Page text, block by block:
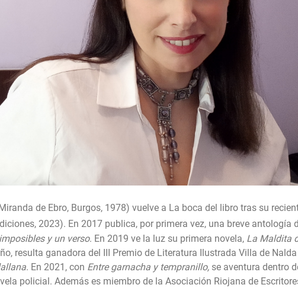
de Ebro, Burgos, 1978) vuelve a La boca del libro tras su
2023). En 2017 publica, por primera vez, una breve antología
y un verso. En 2019 ve la luz su primera novela, La Maldita
resulta ganadora del III Premio de Literatura Ilustrada Villa de
. En 2021, con Entre garnacha y tempranillo, se aventura dentro
policial. Además es miembro de la Asociación Riojana de